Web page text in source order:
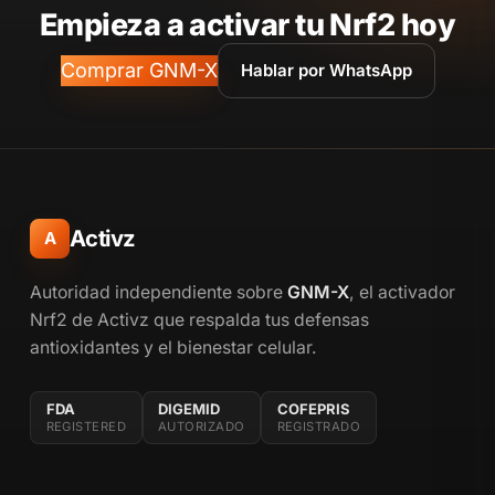
Empieza a activar tu Nrf2 hoy
Comprar GNM-X Hablar por WhatsApp
A Activz
Autoridad independiente sobre GNM-X, el activador
Nrf2 de Activz que respalda tus defensas
antioxidantes y el bienestar celular.
FDA
REGISTERED
DIGEMID
AUTORIZADO
COFEPRIS
REGISTRADO